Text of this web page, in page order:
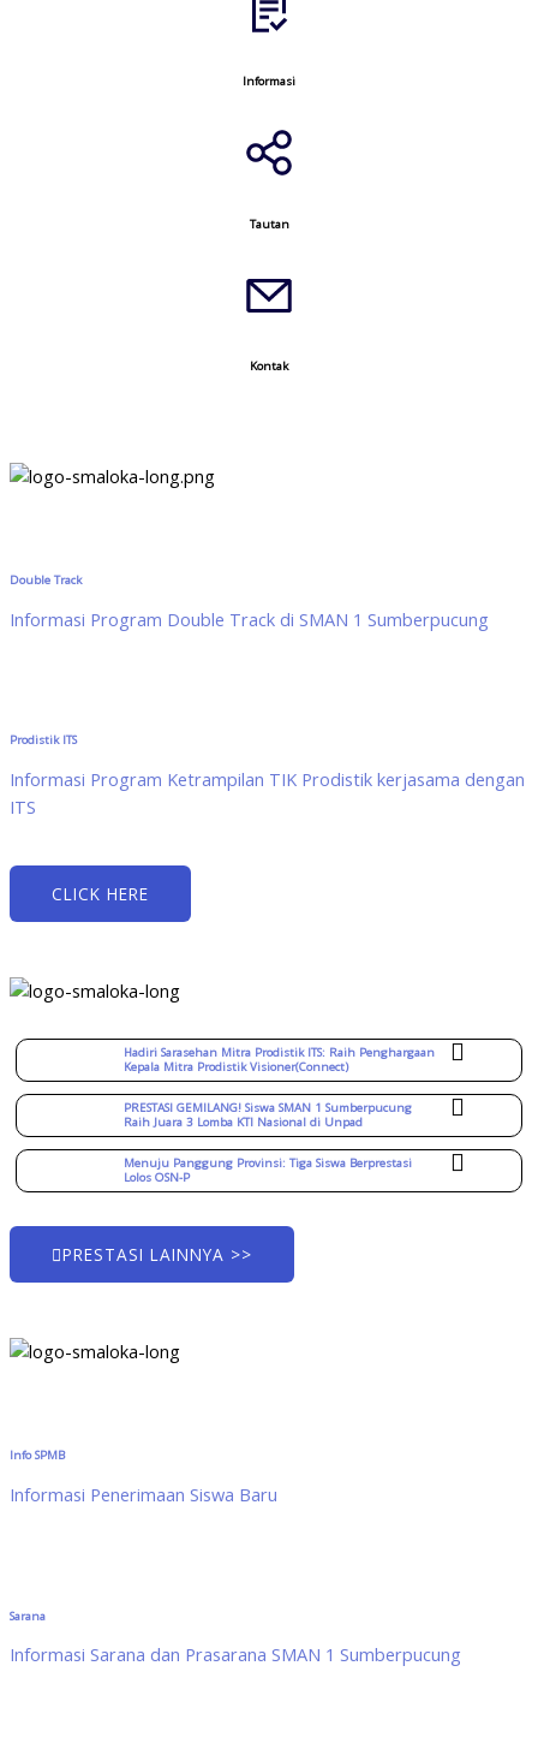
Informasi
Tautan
Kontak
Double Track
Informasi Program Double Track di SMAN 1 Sumberpucung
Prodistik ITS
Informasi Program Ketrampilan TIK Prodistik kerjasama dengan
ITS
CLICK HERE
Hadiri Sarasehan Mitra Prodistik ITS: Raih Penghargaan
Kepala Mitra Prodistik Visioner(Connect)
PRESTASI GEMILANG! Siswa SMAN 1 Sumberpucung
Raih Juara 3 Lomba KTI Nasional di Unpad
Menuju Panggung Provinsi: Tiga Siswa Berprestasi
Lolos OSN-P
PRESTASI LAINNYA >>
Info SPMB
Informasi Penerimaan Siswa Baru
Sarana
Informasi Sarana dan Prasarana SMAN 1 Sumberpucung